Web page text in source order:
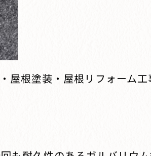
屋根塗装・屋根リフォーム